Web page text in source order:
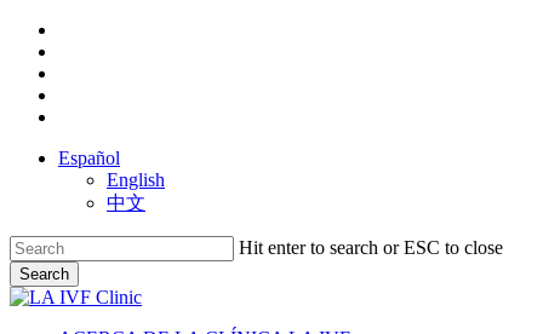
Skip
main
content
Español
English
中文
Hit enter to search or ESC to close
Search
Close